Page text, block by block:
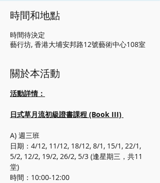
時間和地點
時間待決定
藝行坊, 香港大埔安邦路12號藝術中心108室
關於本活動
活動詳情：
日式草月流初級證書課程 (Book III)
A) 週三班
日期：4/12, 11/12, 18/12, 8/1, 15/1, 22/1,
5/2, 12/2, 19/2, 26/2, 5/3 (逢星期三，共11
堂)
時間：10:00-12:00